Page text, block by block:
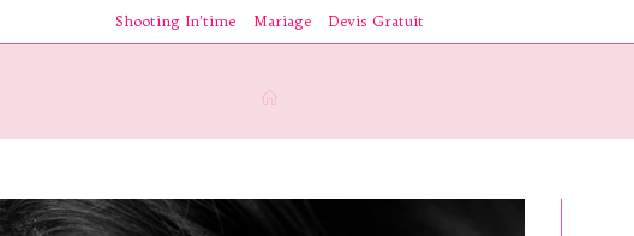
Shooting In’time Mariage Devis Gratuit